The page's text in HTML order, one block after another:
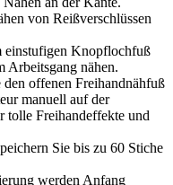
von Reißverschlüssen
einstufigen Knopflochfuß
Arbeitsgang nähen.
den offenen Freihandnähfuß
manuell auf der
tolle Freihandeffekte und
Sie bis zu 60 Stiche
werden Anfang